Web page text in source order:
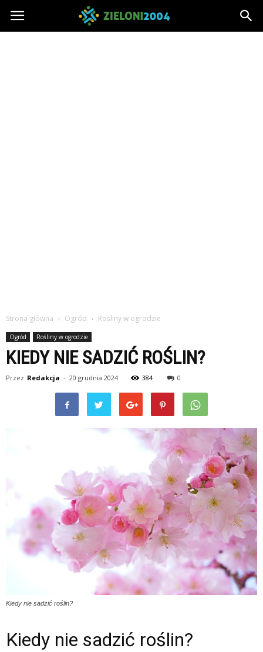
Zieloni2004.pl
Strona główna Ogród Rośliny w ogrodzie
Ogród Rośliny w ogrodzie
KIEDY NIE SADZIĆ ROŚLIN?
Przez Redakcja - 20 grudnia 2024 384 0
Kiedy nie sadzić roślin?
Kiedy nie sadzić roślin?